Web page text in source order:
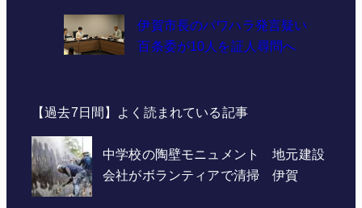
伊賀市長のパワハラ発言疑い
百条委が10人を証人尋問へ
【過去7日間】よく読まれている記事